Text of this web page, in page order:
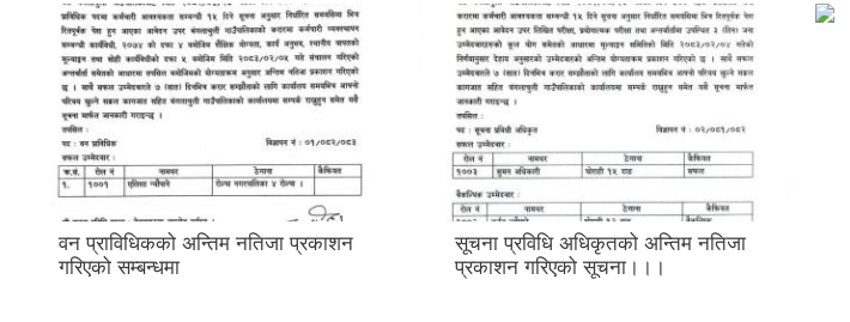
वन प्राविधिकको अन्तिम नतिजा प्रकाशन
गरिएको सम्बन्धमा
सूचना प्रविधि अधिकृतको अन्तिम नतिजा
प्रकाशन गरिएको सूचना।।।